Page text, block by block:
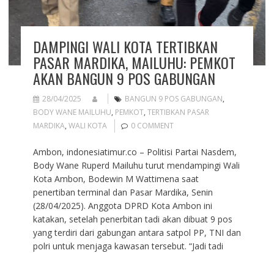
DAMPINGI WALI KOTA TERTIBKAN
PASAR MARDIKA, MAILUHU: PEMKOT
AKAN BANGUN 9 POS GABUNGAN
28/04/2025 BANGUN 9 POS GABUNGAN,
BODY WANE MAILUHU, PEMKOT, TERTIBKAN PASAR
MARDIKA, WALI KOTA 0 COMMENT
Ambon, indonesiatimur.co – Politisi Partai Nasdem,
Body Wane Ruperd Mailuhu turut mendampingi Wali
Kota Ambon, Bodewin M Wattimena saat
penertiban terminal dan Pasar Mardika, Senin
(28/04/2025). Anggota DPRD Kota Ambon ini
katakan, setelah penerbitan tadi akan dibuat 9 pos
yang terdiri dari gabungan antara satpol PP, TNI dan
polri untuk menjaga kawasan tersebut. “Jadi tadi